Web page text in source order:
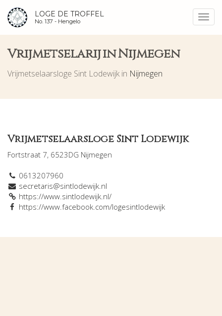
LOGE DE TROFFEL
No. 137 - Hengelo
Vrijmetselarij in Nijmegen
Vrijmetselaarsloge Sint Lodewijk in Nijmegen
Vrijmetselaarsloge Sint Lodewijk
Fortstraat 7, 6523DG Nijmegen
0613207960
secretaris@sintlodewijk.nl
https://www.sintlodewijk.nl/
https://www.facebook.com/logesintlodewijk